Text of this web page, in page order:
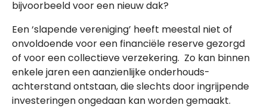
bijvoorbeeld voor een nieuw dak?
Een ‘slapende vereniging’ heeft meestal niet of
onvoldoende voor een financiële reserve gezorgd
of voor een collectieve verzekering. Zo kan binnen
enkele jaren een aanzienlijke onderhouds-
achterstand ontstaan, die slechts door ingrijpende
investeringen ongedaan kan worden gemaakt.